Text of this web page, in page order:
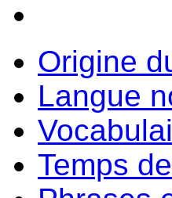
Origine
Langue
Temps